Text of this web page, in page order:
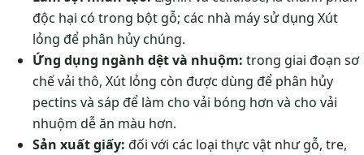
độc hại có trong bột gỗ; các nhà máy sử dụng Xút
lỏng để phân hủy chúng.
Ứng dụng ngành dệt và nhuộm: trong giai đoạn sơ
chế vải thô, Xút lỏng còn được dùng để phân hủy
pectins và sáp để làm cho vải bóng hơn và cho vải
nhuộm dễ ăn màu hơn.
Sản xuất giấy: đối với các loại thực vật như gỗ, tre,